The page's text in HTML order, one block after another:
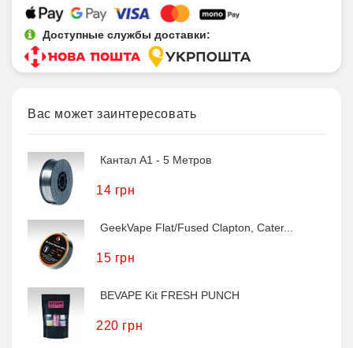
Доступные службы доставки:
Вас может заинтересовать
Кантал A1 - 5 Метров
14 грн
GeekVape Flat/Fused Clapton, Cater...
15 грн
BEVAPE Kit FRESH PUNCH
220 грн